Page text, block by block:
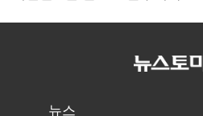
공급도 논의"
사과 "무거운
뉴스